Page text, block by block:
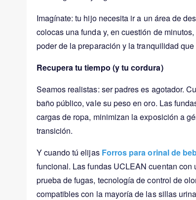
Imagínate: tu hijo necesita ir a un área de
colocas una funda y, en cuestión de
poder de la preparación y la tranquilidad
Recupera tu tiempo (y tu cordura)
Seamos realistas: ser padres es agotador.
baño público, vale su peso en oro. Las
cargas de ropa, minimizan la exposición a
transición.
Y cuando tú elijas Forros para orinal de
funcional. Las fundas UCLEAN cuentan
prueba de fugas, tecnología de control de
compatibles con la mayoría de las sillas